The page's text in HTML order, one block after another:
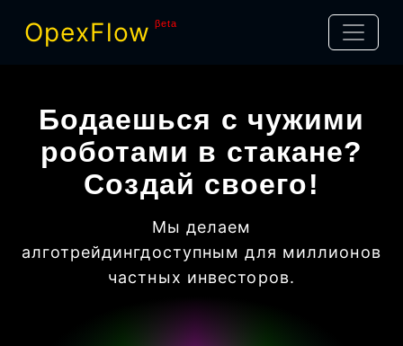
OpexFlow βeta
Бодаешься с чужими
роботами в стакане?
Создай своего!
Мы делаем
алготрейдингдоступным для миллионов
частных инвесторов.